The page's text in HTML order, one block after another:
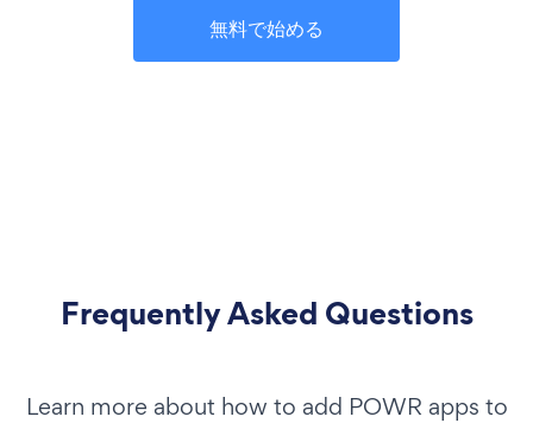
無料で始める
Frequently Asked Questions
Learn more about how to add POWR apps to